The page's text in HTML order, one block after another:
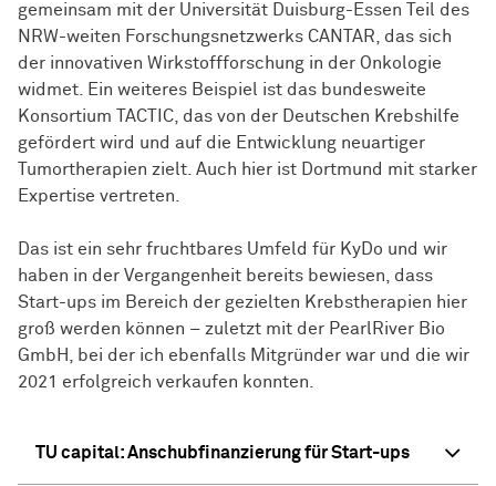
gemeinsam mit der Universität Duisburg-Essen Teil des
NRW-weiten Forschungsnetzwerks CANTAR, das sich
der innovativen Wirkstoffforschung in der Onkologie
widmet. Ein weiteres Beispiel ist das bundesweite
Konsortium TACTIC, das von der Deutschen Krebshilfe
gefördert wird und auf die Entwicklung neuartiger
Tumortherapien zielt. Auch hier ist Dortmund mit starker
Expertise vertreten.
Das ist ein sehr fruchtbares Umfeld für KyDo und wir
haben in der Vergangenheit bereits bewiesen, dass
Start-ups im Bereich der gezielten Krebstherapien hier
groß werden können – zuletzt mit der PearlRiver Bio
GmbH, bei der ich ebenfalls Mitgründer war und die wir
2021 erfolgreich verkaufen konnten.
TU capital: Anschubfinanzierung für Start-ups